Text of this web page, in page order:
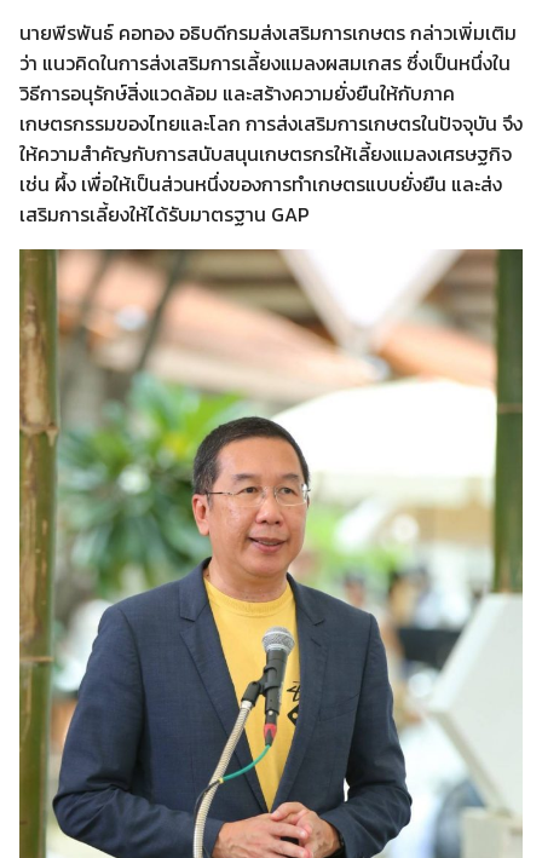
นายพีรพันธ์ คอทอง อธิบดีกรมส่งเสริมการเกษตร กล่าวเพิ่มเติม
ว่า แนวคิดในการส่งเสริมการเลี้ยงแมลงผสมเกสร ซึ่งเป็นหนึ่งใน
วิธีการอนุรักษ์สิ่งแวดล้อม และสร้างความยั่งยืนให้กับภาค
เกษตรกรรมของไทยและโลก การส่งเสริมการเกษตรในปัจจุบัน จึง
ให้ความสำคัญกับการสนับสนุนเกษตรกรให้เลี้ยงแมลงเศรษฐกิจ
เช่น ผึ้ง เพื่อให้เป็นส่วนหนึ่งของการทำเกษตรแบบยั่งยืน และส่ง
เสริมการเลี้ยงให้ได้รับมาตรฐาน GAP